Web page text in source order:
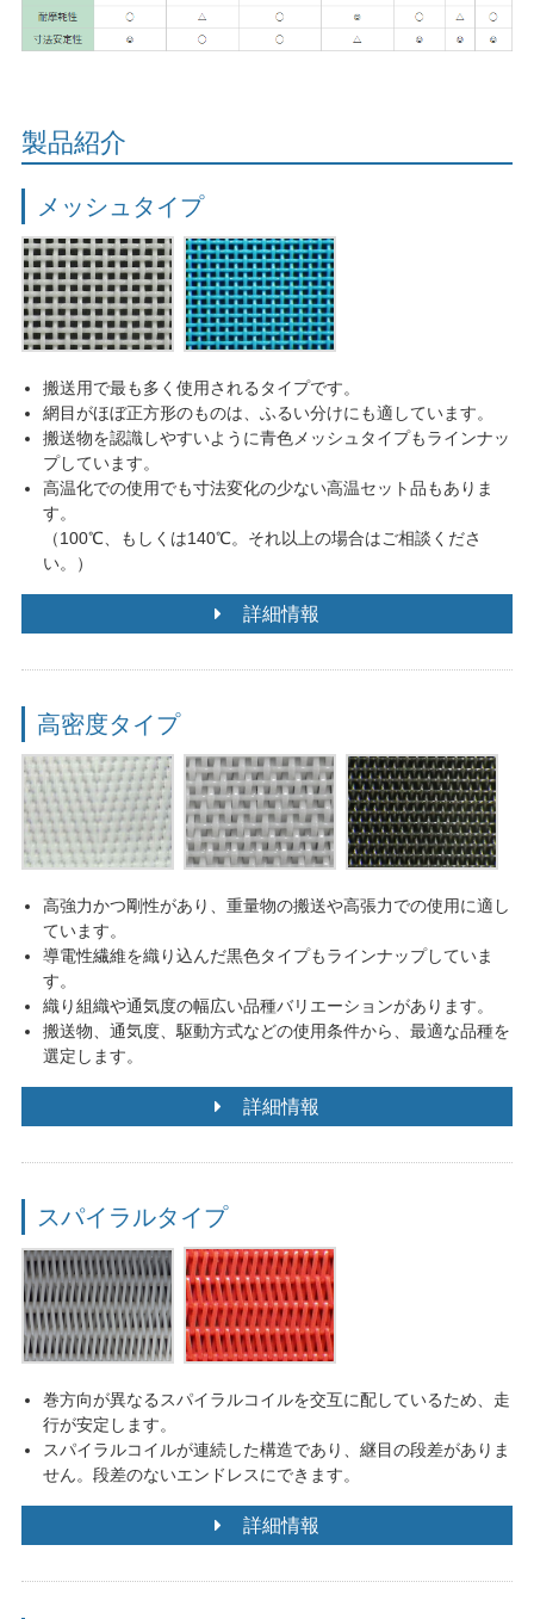
製品紹介
メッシュタイプ
搬送用で最も多く使用されるタイプです。
網目がほぼ正方形のものは、ふるい分けにも適しています。
搬送物を認識しやすいように青色メッシュタイプもラインナッ
プしています。
高温化での使用でも寸法変化の少ない高温セット品もありま
す。
（100℃、もしくは140℃。それ以上の場合はご相談くださ
い。）
詳細情報
高密度タイプ
高強力かつ剛性があり、重量物の搬送や高張力での使用に適し
ています。
導電性繊維を織り込んだ黒色タイプもラインナップしていま
す。
織り組織や通気度の幅広い品種バリエーションがあります。
搬送物、通気度、駆動方式などの使用条件から、最適な品種を
選定します。
詳細情報
スパイラルタイプ
巻方向が異なるスパイラルコイルを交互に配しているため、走
行が安定します。
スパイラルコイルが連続した構造であり、継目の段差がありま
せん。段差のないエンドレスにできます。
詳細情報